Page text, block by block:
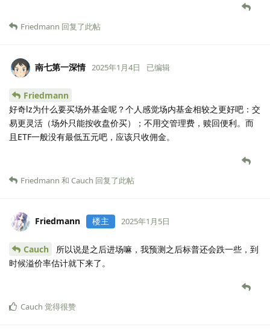
Friedmann 回复了此帖
南七第一深情 2025年1月4日 已编辑
Friedmann
好奇lz为什么要买场外基金呢？个人感觉场内基金相较之更好吧：交
易更灵活（场外只能按收盘价买）；不用交管理费，赎回便利。而
且ETF一般没有最低五元吧，应该只收佣金。
Friedmann 和 Cauch 回复了此帖
Friedmann 楼主 2025年1月5日
Cauch
所以说是之后进场嘛，我预测之后标普还会跌一些，到
时候溢价率估计就下来了。
Cauch 觉得很赞